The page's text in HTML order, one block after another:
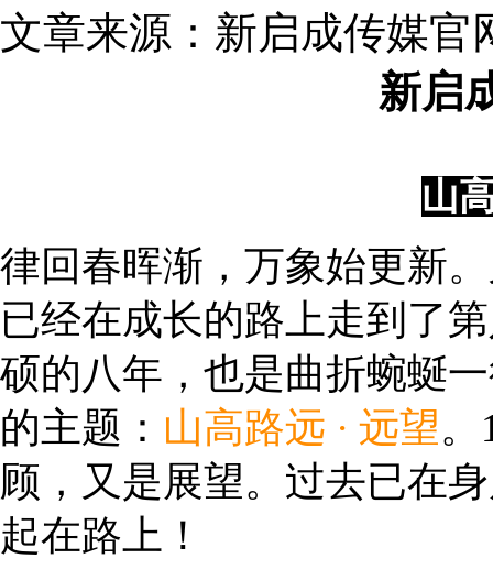
文章来源：新启成传媒
新启
山
律回春晖渐，万象始更新
已经在成长的路上走到了
硕的八年，也是曲折蜿蜒
的主题： 山高路远 · 远望。
顾，又是展望。过去已在
起在路上！